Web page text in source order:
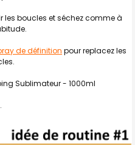
boucles et séchez comme à
de définition pour replacez les
Sublimateur - 1000ml